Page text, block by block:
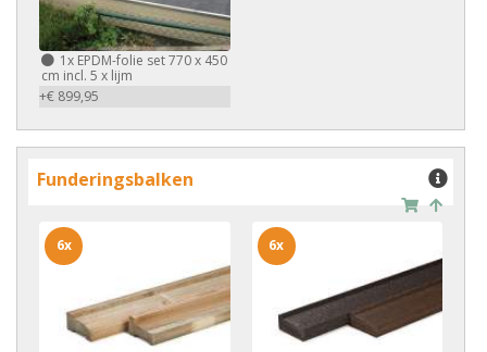
1x EPDM-folie set 770 x 450
cm incl. 5 x lijm
+€ 899,95
Funderingsbalken
6x 6x